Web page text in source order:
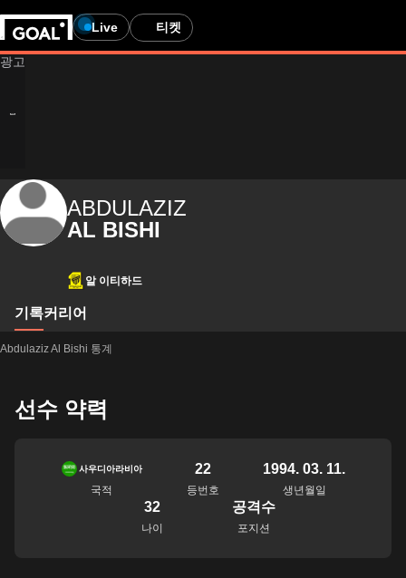
Live 티켓
ABDULAZIZ
AL BISHI
알 이티하드
기록커리어
Abdulaziz Al Bishi 통계
선수 약력
사우디아라비아
국적
22
등번호
1994. 03. 11.
생년월일
32
나이
공격수
포지션